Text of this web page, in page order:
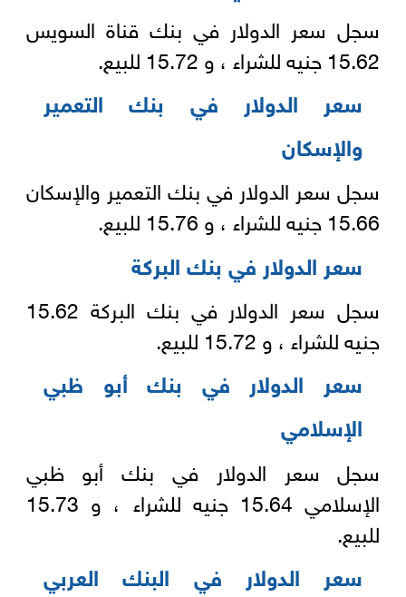
سجل سعر الدولار في بنك قناة السويس
15.62 جنيه للشراء ، و 15.72 للبيع.
سعر الدولار في بنك التعمير
والإسكان
سجل سعر الدولار في بنك التعمير والإسكان
15.66 جنيه للشراء ، و 15.76 للبيع.
سعر الدولار في بنك البركة
سجل سعر الدولار في بنك البركة 15.62
جنيه للشراء ، و 15.72 للبيع.
سعر الدولار في بنك أبو ظبي
الإسلامي
سجل سعر الدولار في بنك أبو ظبي
الإسلامي 15.64 جنيه للشراء ، و 15.73
للبيع.
سعر الدولار في البنك العربي